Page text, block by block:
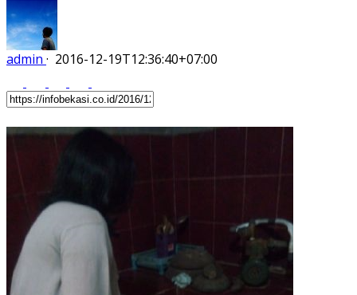
admin · 2016-12-19T12:36:40+07:00